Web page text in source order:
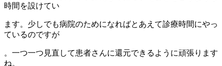
時間を設けてい
ます。少しでも病院のためになればとあえて診療時間にやっ
ているのですが
。一つ一つ見直して患者さんに還元できるように頑張ります
ね。